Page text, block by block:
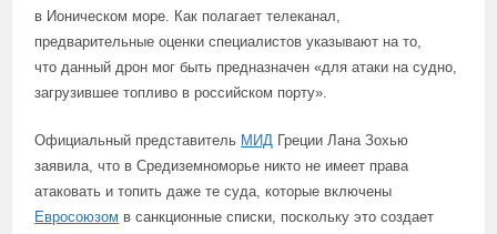
в Ионическом море. Как полагает телеканал,
предварительные оценки специалистов указывают на то,
что данный дрон мог быть предназначен «для атаки на судно,
загрузившее топливо в российском порту».
Официальный представитель МИД Греции Лана Зохью
заявила, что в Средиземноморье никто не имеет права
атаковать и топить даже те суда, которые включены
Евросоюзом в санкционные списки, поскольку это создает